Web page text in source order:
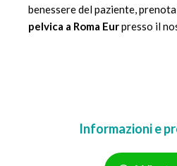
benessere del paziente,
pelvica a Roma Eurpresso il
Informazioni e